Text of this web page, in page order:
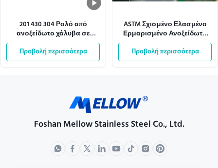
201 430 304 Ρολό από
ανοξείδωτο χάλυβα σε
ταινία για οικιακές συσκευές
Προβολή περισσότερα
ASTM Σχισμένο Ελασμένο
Ερμαρισμένο Ανοξείδωτο
Χάλυβα Πηνίο 201SS 304SS
430SS 316L
Προβολή περισσότερα
Foshan Mellow Stainless Steel Co., Ltd.